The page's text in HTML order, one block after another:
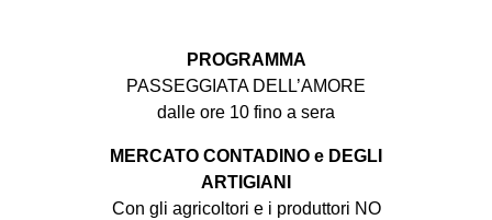
PROGRAMMA
PASSEGGIATA DELL’AMORE
dalle ore 10 fino a sera
MERCATO CONTADINO e DEGLI
ARTIGIANI
Con gli agricoltori e i produttori NO